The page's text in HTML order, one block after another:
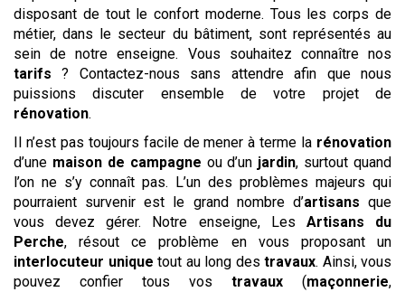
disposant de tout le confort moderne. Tous les corps de
métier, dans le secteur du bâtiment, sont représentés au
sein de notre enseigne. Vous souhaitez connaître nos
tarifs ? Contactez-nous sans attendre afin que nous
puissions discuter ensemble de votre projet de
rénovation.
Il n’est pas toujours facile de mener à terme la rénovation
d’une maison de campagne ou d’un jardin, surtout quand
l’on ne s’y connaît pas. L’un des problèmes majeurs qui
pourraient survenir est le grand nombre d’artisans que
vous devez gérer. Notre enseigne, Les Artisans du
Perche, résout ce problème en vous proposant un
interlocuteur unique tout au long des travaux. Ainsi, vous
pouvez confier tous vos travaux (maçonnerie,